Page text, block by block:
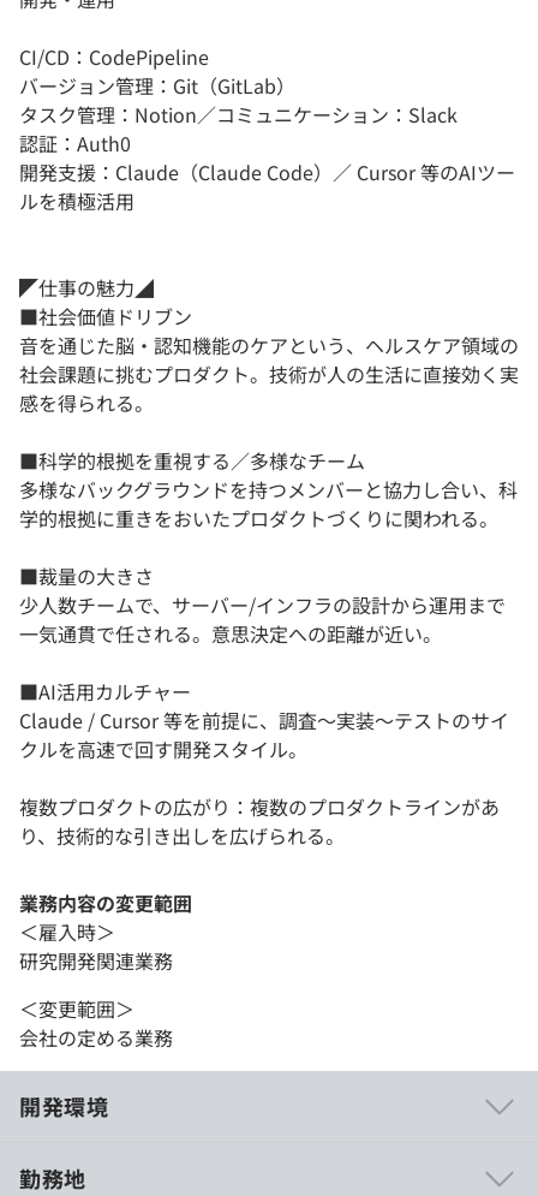
CI/CD：CodePipeline
バージョン管理：Git（GitLab）
タスク管理：Notion／コミュニケーション：Slack
認証：Auth0
開発支援：Claude（Claude Code）／ Cursor 等のAIツー
ルを積極活用
◤仕事の魅力◢
■社会価値ドリブン
音を通じた脳・認知機能のケアという、ヘルスケア領域の
社会課題に挑むプロダクト。技術が人の生活に直接効く実
感を得られる。
■科学的根拠を重視する／多様なチーム
多様なバックグラウンドを持つメンバーと協力し合い、科
学的根拠に重きをおいたプロダクトづくりに関われる。
■裁量の大きさ
少人数チームで、サーバー/インフラの設計から運用まで
一気通貫で任される。意思決定への距離が近い。
■AI活用カルチャー
Claude / Cursor 等を前提に、調査〜実装〜テストのサイ
クルを高速で回す開発スタイル。
複数プロダクトの広がり：複数のプロダクトラインがあ
り、技術的な引き出しを広げられる。
業務内容の変更範囲
＜雇入時＞
研究開発関連業務
＜変更範囲＞
会社の定める業務
開発環境
勤務地